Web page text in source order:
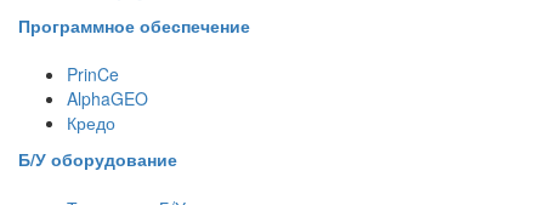
Программное обеспечение
PrinCe
AlphaGEO
Кредо
Б/У оборудование